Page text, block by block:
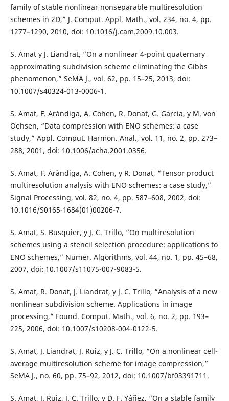
family of stable nonlinear nonseparable multiresolution
schemes in 2D,” J. Comput. Appl. Math., vol. 234, no. 4, pp.
1277–1290, 2010, doi: 10.1016/j.cam.2009.10.003.
S. Amat y J. Liandrat, “On a nonlinear 4-point quaternary
approximating subdivision scheme eliminating the Gibbs
phenomenon,” SeMA J., vol. 62, pp. 15–25, 2013, doi:
10.1007/s40324-013-0006-1.
S. Amat, F. Aràndiga, A. Cohen, R. Donat, G. Garcia, y M. von
Oehsen, “Data compression with ENO schemes: a case
study,” Appl. Comput. Harmon. Anal., vol. 11, no. 2, pp. 273–
288, 2001, doi: 10.1006/acha.2001.0356.
S. Amat, F. Aràndiga, A. Cohen, y R. Donat, “Tensor product
multiresolution analysis with ENO schemes: a case study,”
Signal Processing, vol. 82, no. 4, pp. 587–608, 2002, doi:
10.1016/S0165-1684(01)00206-7.
S. Amat, S. Busquier, y J. C. Trillo, “On multiresolution
schemes using a stencil selection procedure: applications to
ENO schemes,” Numer. Algorithms, vol. 44, no. 1, pp. 45–68,
2007, doi: 10.1007/s11075-007-9083-5.
S. Amat, R. Donat, J. Liandrat, y J. C. Trillo, “Analysis of a new
nonlinear subdivision scheme. Applications in image
processing,” Found. Comput. Math., vol. 6, no. 2, pp. 193–
225, 2006, doi: 10.1007/s10208-004-0122-5.
S. Amat, J. Liandrat, J. Ruiz, y J. C. Trillo, “On a nonlinear cell-
average multiresolution scheme for image compression,”
SeMA J., no. 60, pp. 75–92, 2012, doi: 10.1007/bf03391711.
S. Amat, J. Ruiz, J. C. Trillo, y D. F. Yáñez, “On a stable family